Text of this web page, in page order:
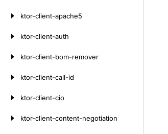
ktor-client-apache5
ktor-client-auth
ktor-client-bom-remover
ktor-client-call-id
ktor-client-cio
ktor-client-content-negotiation